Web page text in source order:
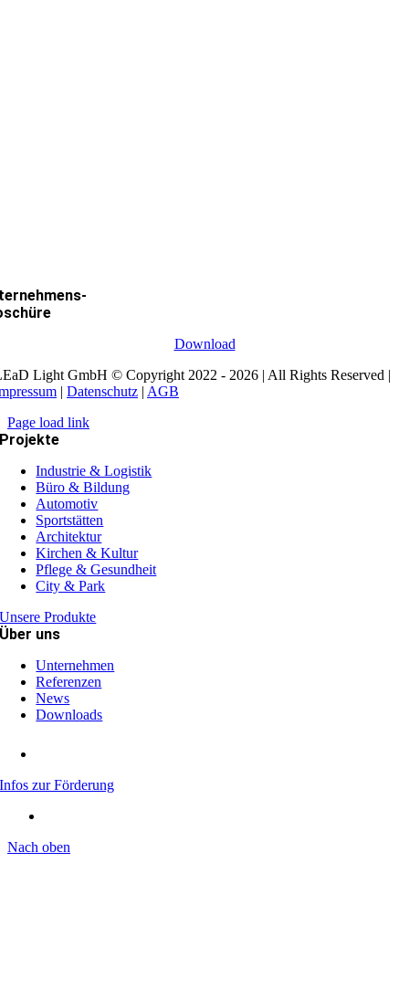
Download
Light GmbH © Copyright 2022 - 2026 | All Rights Reserved |
| Datenschutz | AGB
Page load link
Projekte
Industrie & Logistik
Büro & Bildung
Automotiv
Sportstätten
Architektur
Kirchen & Kultur
Pflege & Gesundheit
City & Park
Unsere Produkte
Über uns
Unternehmen
Referenzen
News
Downloads
Infos zur Förderung
Nach oben